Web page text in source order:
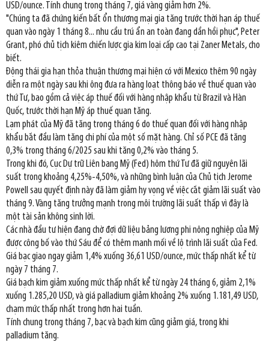
USD/ounce. Tính chung trong tháng 7, giá vàng giảm hơn 2%.
"Chúng ta đã chứng kiến bất ổn thương mại gia tăng trước thời hạn áp thuế
quan vào ngày 1 tháng 8... nhu cầu trú ẩn an toàn đang dần hồi phục", Peter
Grant, phó chủ tịch kiêm chiến lược gia kim loại cấp cao tại Zaner Metals, cho
biết.
Động thái gia hạn thỏa thuận thương mại hiện có với Mexico thêm 90 ngày
diễn ra một ngày sau khi ông đưa ra hàng loạt thông báo về thuế quan vào
thứ Tư, bao gồm cả việc áp thuế đối với hàng nhập khẩu từ Brazil và Hàn
Quốc, trước thời hạn Mỹ áp thuế quan tăng.
Lạm phát của Mỹ đã tăng trong tháng 6 do thuế quan đối với hàng nhập
khẩu bắt đầu làm tăng chi phí của một số mặt hàng. Chỉ số PCE đã tăng
0,3% trong tháng 6/2025 sau khi tăng 0,2% vào tháng 5.
Trong khi đó, Cục Dự trữ Liên bang Mỹ (Fed) hôm thứ Tư đã giữ nguyên lãi
suất trong khoảng 4,25%-4,50%, và những bình luận của Chủ tịch Jerome
Powell sau quyết định này đã làm giảm hy vọng về việc cắt giảm lãi suất vào
tháng 9. Vàng tăng trưởng mạnh trong môi trường lãi suất thấp vì đây là
một tài sản không sinh lời.
Các nhà đầu tư hiện đang chờ đợi dữ liệu bảng lương phi nông nghiệp của Mỹ
được công bố vào thứ Sáu để có thêm manh mối về lộ trình lãi suất của Fed.
Giá bạc giao ngay giảm 1,4% xuống 36,61 USD/ounce, mức thấp nhất kể từ
ngày 7 tháng 7.
Giá bạch kim giảm xuống mức thấp nhất kể từ ngày 24 tháng 6, giảm 2,1%
xuống 1.285,20 USD, và giá palladium giảm khoảng 2% xuống 1.181,49 USD,
chạm mức thấp nhất trong hơn hai tuần.
Tính chung trong tháng 7, bạc và bạch kim cũng giảm giá, trong khi
palladium tăng.